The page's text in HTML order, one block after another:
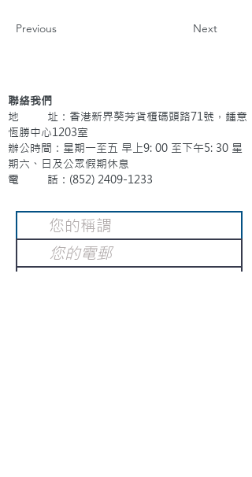
Previous Next
聯絡我們
地 址：香港新界葵芳貨櫃碼頭路71號，鍾意
恆勝中心1203室
辦公時間：星期一至五 早上9: 00 至下午5: 30 星
期六、日及公眾假期休息
電 話：(852) 2409-1233